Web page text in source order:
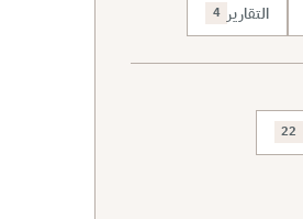
التقارير 4
22